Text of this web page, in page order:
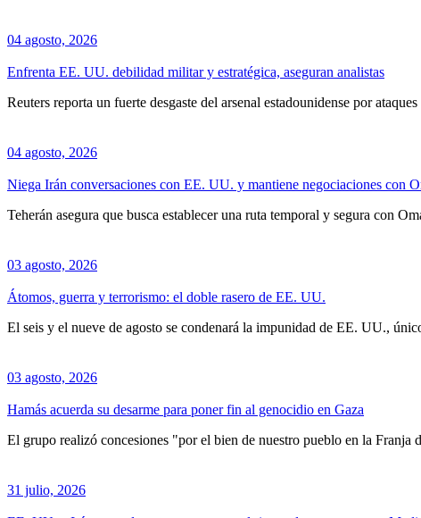
04 agosto, 2026
Enfrenta EE. UU. debilidad militar y estratégica, aseguran analistas
Reuters reporta un fuerte desgaste del arsenal estadounidense por
04 agosto, 2026
Niega Irán conversaciones con EE. UU. y mantiene negociaciones con
Teherán asegura que busca establecer una ruta temporal y segura con
03 agosto, 2026
Átomos, guerra y terrorismo: el doble rasero de EE. UU.
El seis y el nueve de agosto se condenará la impunidad de EE. UU.,
03 agosto, 2026
Hamás acuerda su desarme para poner fin al genocidio en Gaza
El grupo realizó concesiones "por el bien de nuestro pueblo en la
31 julio, 2026